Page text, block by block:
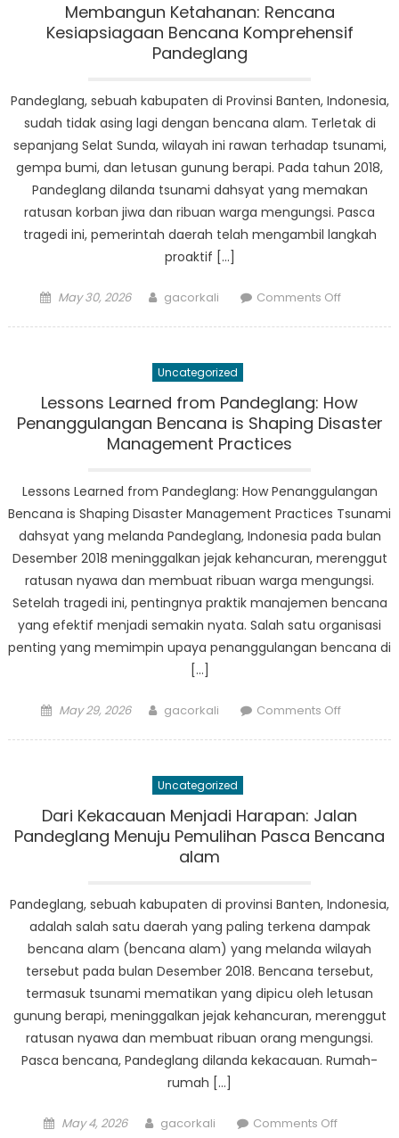
Tanggap
Membangun Ketahanan: Rencana
Kesiapsiagaan Bencana Komprehensif
Pandeglang
Pandeglang, sebuah kabupaten di Provinsi Banten, Indonesia,
sudah tidak asing lagi dengan bencana alam. Terletak di
sepanjang Selat Sunda, wilayah ini rawan terhadap tsunami,
gempa bumi, dan letusan gunung berapi. Pada tahun 2018,
Pandeglang dilanda tsunami dahsyat yang memakan
ratusan korban jiwa dan ribuan warga mengungsi. Pasca
tragedi ini, pemerintah daerah telah mengambil langkah
proaktif […]
Posted
May 30, 2026 Author
gacorkali Comments Offon
Bencana
Uncategorized
Lessons Learned from Pandeglang: How
Penanggulangan Bencana is Shaping Disaster
Management Practices
Lessons Learned from Pandeglang: How Penanggulangan
Bencana is Shaping Disaster Management Practices Tsunami
dahsyat yang melanda Pandeglang, Indonesia pada bulan
Desember 2018 meninggalkan jejak kehancuran, merenggut
ratusan nyawa dan membuat ribuan warga mengungsi.
Setelah tragedi ini, pentingnya praktik manajemen bencana
yang efektif menjadi semakin nyata. Salah satu organisasi
penting yang memimpin upaya penanggulangan bencana di
[…]
Posted
May 29, 2026 Author
gacorkali Comments Offon
How
Disaster
Practices
Uncategorized
Dari Kekacauan Menjadi Harapan: Jalan
Pandeglang Menuju Pemulihan Pasca Bencana
alam
Pandeglang, sebuah kabupaten di provinsi Banten, Indonesia,
adalah salah satu daerah yang paling terkena dampak
bencana alam (bencana alam) yang melanda wilayah
tersebut pada bulan Desember 2018. Bencana tersebut,
termasuk tsunami mematikan yang dipicu oleh letusan
gunung berapi, meninggalkan jejak kehancuran, merenggut
ratusan nyawa dan membuat ribuan orang mengungsi.
Pasca bencana, Pandeglang dilanda kekacauan. Rumah-
rumah […]
Posted
May 4, 2026 Author
gacorkali Comments Offon